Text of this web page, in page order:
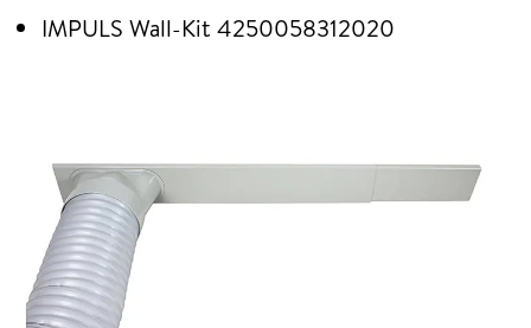
IMPULS Wall-Kit 4250058312020